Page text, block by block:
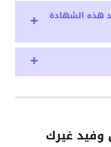
هذه الشهادة
وفيد غيرك